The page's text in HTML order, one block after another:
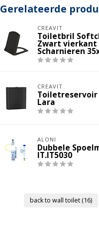
Gerelateerde
CREAVIT
Toiletbril
Zwart vierkant
Scharnieren
CREAVIT
Toiletreservoir
Lara
ALONI
Dubbele
IT.IT5030
back to wall toilet(16)